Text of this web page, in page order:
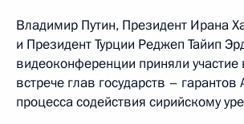
Владимир Путин, Президент Ирана
и Президент Турции Реджеп Тайип
видеоконференции приняли участие
встрече глав государств – гарантов
процесса содействия сирийскому